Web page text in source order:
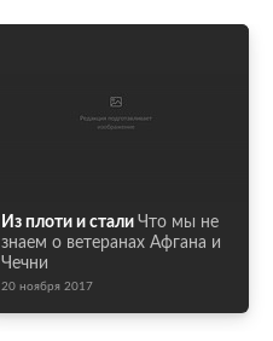
Из плоти и стали Что мы не
знаем о ветеранах Афгана и
Чечни
20 ноября 2017